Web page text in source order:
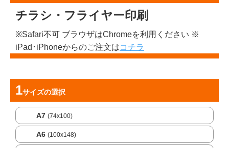
チラシ・フライヤー印刷
※Safari不可 ブラウザはChromeを利用ください ※
iPad･iPhoneからのご注文はコチラ
サイズの選択
A7 (74x100)
A6 (100x148)